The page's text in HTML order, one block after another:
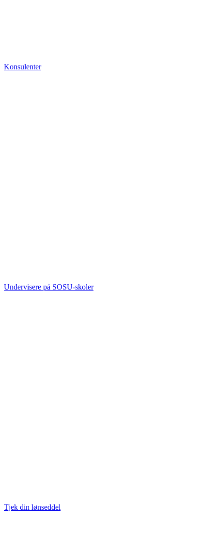
Konsulenter
Undervisere på SOSU-skoler
Tjek din lønseddel